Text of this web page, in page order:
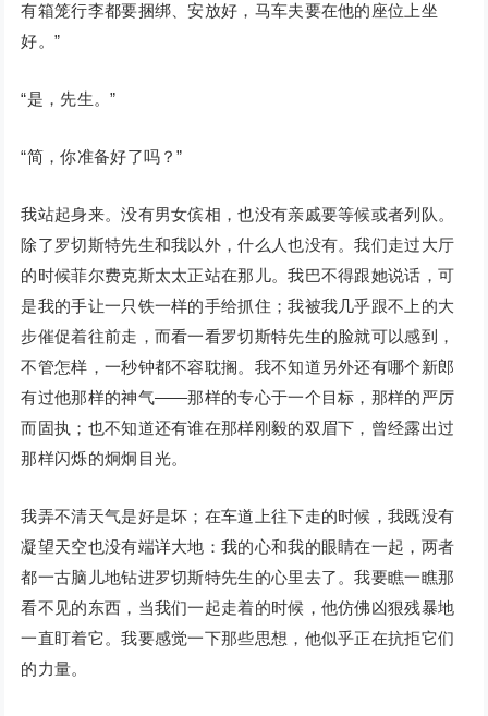
有箱笼行李都要捆绑、安放好，马车夫要在他的座位上坐
好。”
“是，先生。”
“简，你准备好了吗？”
我站起身来。没有男女傧相，也没有亲戚要等候或者列队。
除了罗切斯特先生和我以外，什么人也没有。我们走过大厅
的时候菲尔费克斯太太正站在那儿。我巴不得跟她说话，可
是我的手让一只铁一样的手给抓住；我被我几乎跟不上的大
步催促着往前走，而看一看罗切斯特先生的脸就可以感到，
不管怎样，一秒钟都不容耽搁。我不知道另外还有哪个新郎
有过他那样的神气——那样的专心于一个目标，那样的严厉
而固执；也不知道还有谁在那样刚毅的双眉下，曾经露出过
那样闪烁的炯炯目光。
我弄不清天气是好是坏；在车道上往下走的时候，我既没有
凝望天空也没有端详大地：我的心和我的眼睛在一起，两者
都一古脑儿地钻进罗切斯特先生的心里去了。我要瞧一瞧那
看不见的东西，当我们一起走着的时候，他仿佛凶狠残暴地
一直盯着它。我要感觉一下那些思想，他似乎正在抗拒它们
的力量。